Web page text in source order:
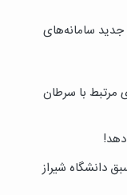
جدید سامانه‌های
دانشگاه شیراز